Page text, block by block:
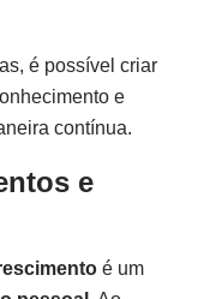
é possível criar
e
contínua.
e
é um